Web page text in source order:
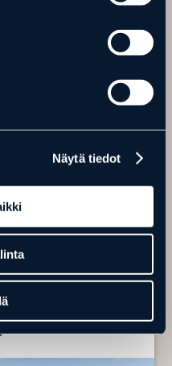
Näytä tiedot
Ranuan luonnonpuisto
1 km:n päässä. Villa Havulassa